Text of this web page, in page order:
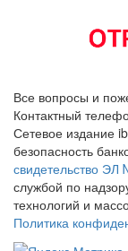
Все вопросы и
Контактный
Сетевое издание
безопасность
свидетельство
службой по
технологий и
Политика